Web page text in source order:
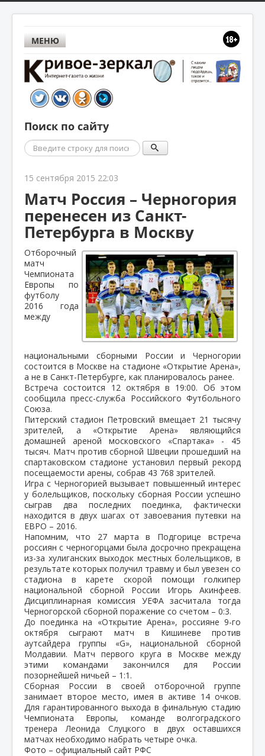
МЕНЮ
Поиск по сайту
Поиск
15 сентября 2015 22:03
Матч Россия – Черногория
перенесен из Санкт-
Петербурга в Москву
Отборочный
матч
Чемпионата
Европы по
футболу
2016 года
между
национальными сборными России и Черногории
состоится в Москве на стадионе «Открытие Арена»,
а не в Санкт-Петербурге, как планировалось ранее.
Встреча состоится 12 октября в 19:00. Об этом
сообщила пресс-служба Российского Футбольного
Союза.
Питерский стадион Петровский вмещает 21 тысячу
зрителей, а «Открытие Арена» являющийся
домашней ареной московского «Спартака» - 45
тысяч. Матч против сборной Швеции прошедший на
спартаковском стадионе установил первый рекорд
посещаемости арены, собрав 43 768 зрителей.
Игра с Черногорией вызывает повышенный интерес
у болельщиков, поскольку сборная России успешно
сыграв два последних поединка, фактически
находится в двух шагах от завоевания путевки на
ЕВРО – 2016.
Напомним, что 27 марта в Подгорице встреча
россиян с черногорцами была досрочно прекращена
из-за хулиганских выходок местных болельщиков, в
результате которых получил травму и был увезен со
стадиона в карете скорой помощи голкипер
национальной сборной России Игорь Акинфеев.
Дисциплинарная комиссия УЕФА засчитала тогда
Черногорской сборной поражение со счетом – 0:3.
До поединка на «Открытие Арена», россияне 9-го
октября сыграют матч в Кишиневе против
аутсайдера группы «G», национальной сборной
Молдавии. Матч первого круга в Москве между
этими командами закончился для России
позорнейшей ничьей – 1:1.
Сборная России в своей отборочной группе
занимает второе место, имея в активе 14 очков.
Для гарантированного выхода в финальную стадию
Чемпионата Европы, команде волгоградского
тренера Леонида Слуцкого в двух оставшихся
матчах необходимо набрать четыре очка.
Фото – официальный сайт РФС